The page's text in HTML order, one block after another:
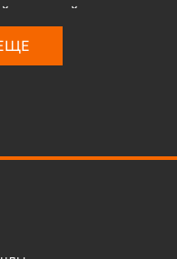
внешний вид.
выставочных
обеспечивают хорошую